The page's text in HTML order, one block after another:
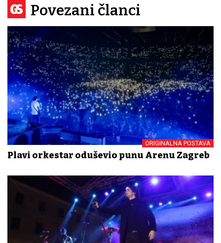
Povezani članci
ORIGINALNA POSTAVA
Plavi orkestar oduševio punu Arenu Zagreb